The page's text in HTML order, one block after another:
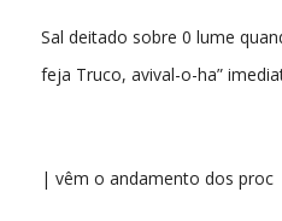
Sal deitado sobre 0 lume
feja Truco, avival-o-ha”
| vêm o andamento dos proc